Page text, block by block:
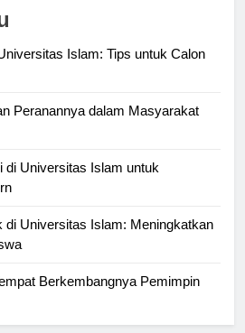
Islam: Tips untuk Calon
Peranannya dalam Masyarakat
Universitas Islam untuk
Universitas Islam: Meningkatkan
Berkembangnya Pemimpin